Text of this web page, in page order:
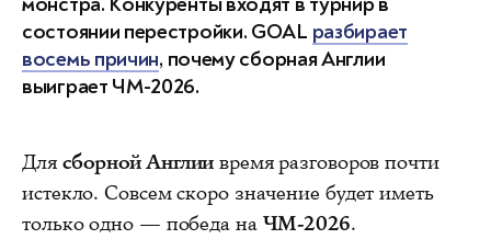
состоянии перестройки. GOAL разбирает
восемь причин, почему сборная Англии
выиграет ЧМ-2026.
Для сборной Англии время разговоров почти
истекло. Совсем скоро значение будет иметь
только одно — победа на ЧМ-2026.